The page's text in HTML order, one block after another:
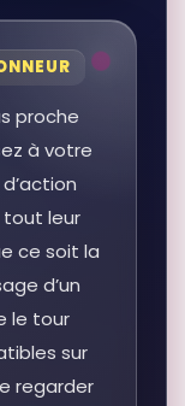
proche
à votre
leur
ce soit la
d’un
le tour
sur
regarder